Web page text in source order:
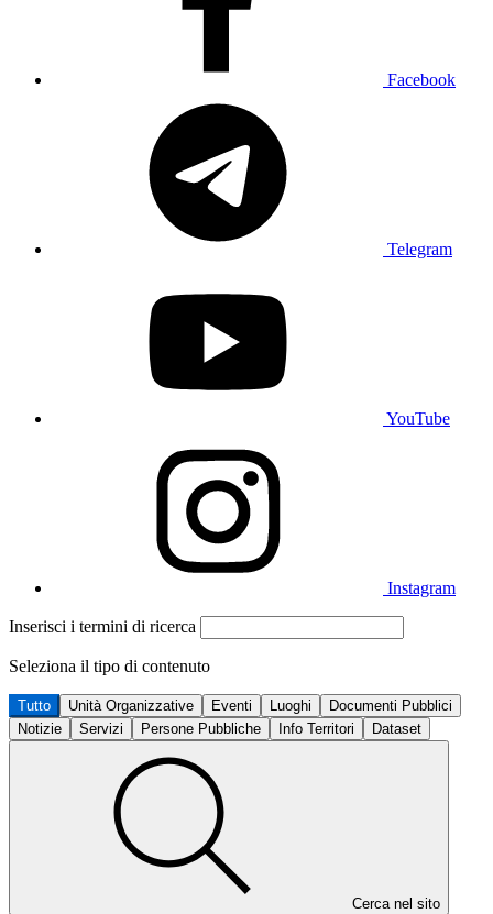
Facebook
Telegram
YouTube
Instagram
Inserisci i termini di ricerca
Seleziona il tipo di contenuto
Tutto Unità Organizzative Eventi Luoghi
Documenti Pubblici
Notizie
Servizi Persone Pubbliche Info Territori Dataset
Cerca nel sito